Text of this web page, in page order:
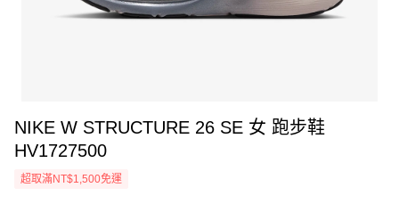
NIKE W STRUCTURE 26 SE 女 跑步鞋
HV1727500
超取滿NT$1,500免運